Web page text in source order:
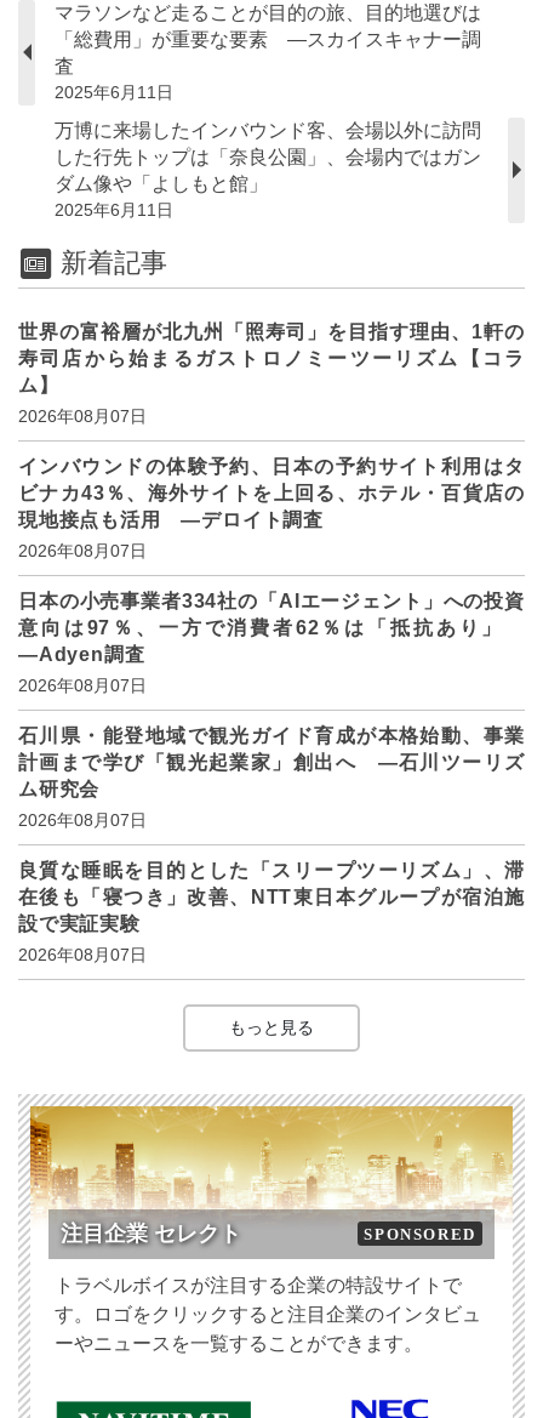
マラソンなど走ることが目的の旅、目的地選びは
「総費用」が重要な要素 ―スカイスキャナー調
査
2025年6月11日
万博に来場したインバウンド客、会場以外に訪問
した行先トップは「奈良公園」、会場内ではガン
ダム像や「よしもと館」
2025年6月11日
新着記事
世界の富裕層が北九州「照寿司」を目指す理由、1軒の
寿司店から始まるガストロノミーツーリズム【コラ
ム】
2026年08月07日
インバウンドの体験予約、日本の予約サイト利用はタ
ビナカ43％、海外サイトを上回る、ホテル・百貨店の
現地接点も活用 ―デロイト調査
2026年08月07日
日本の小売事業者334社の「AIエージェント」への投資
意向は97％、一方で消費者62％は「抵抗あり」
―Adyen調査
2026年08月07日
石川県・能登地域で観光ガイド育成が本格始動、事業
計画まで学び「観光起業家」創出へ ―石川ツーリズ
ム研究会
2026年08月07日
良質な睡眠を目的とした「スリープツーリズム」、滞
在後も「寝つき」改善、NTT東日本グループが宿泊施
設で実証実験
2026年08月07日
もっと見る
注目企業 セレクト SPONSORED
トラベルボイスが注目する企業の特設サイトで
す。ロゴをクリックすると注目企業のインタビュ
ーやニュースを一覧することができます。